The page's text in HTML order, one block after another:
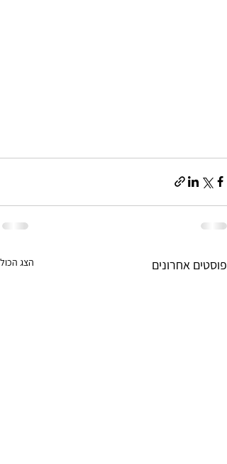
פוסטים אחרונים הצג הכול